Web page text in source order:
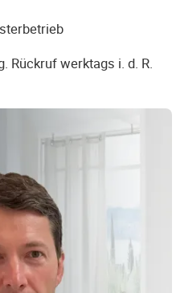
Rückruf werktags i. d. R.